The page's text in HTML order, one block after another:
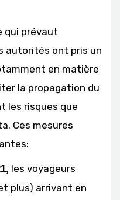
qui prévaut
autorités ont pris un
en matière
la propagation du
les risques que
Ces mesures
les voyageurs
plus) arrivant en